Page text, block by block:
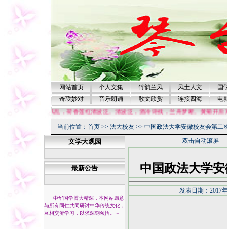
网站首页 个人文集 竹韵兰风 风土人文
国
奇联妙对
音乐朗诵 散文欣赏 连接四海
电
[忆秦娥]秋风乱，荷香莲红清波泛。清波泛，酒冷诗残，兰舟梦断。黄菊开后
当前位置： 首页 >> 法大校友 >> 中国政法大学安徽校友会第二
文学大观园
最新公告
中华国学博大精深，本网站愿意
与所有同仁共同研讨中华传统文化，
互相交流学习，以求深刻领悟。
－
双击自动滚屏
中国政法大学
发表日期：2017